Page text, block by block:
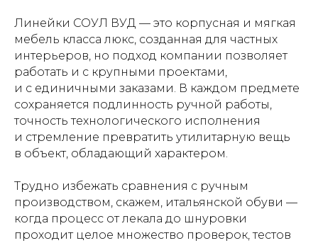
Линейки СОУЛ ВУД — это корпусная и мягкая
мебель класса люкс, созданная для частных
интерьеров, но подход компании позволяет
работать и с крупными проектами,
и с единичными заказами. В каждом предмете
сохраняется подлинность ручной работы,
точность технологического исполнения
и стремление превратить утилитарную вещь
в объект, обладающий характером.
Трудно избежать сравнения с ручным
производством, скажем, итальянской обуви —
когда процесс от лекала до шнуровки
проходит целое множество проверок, тестов